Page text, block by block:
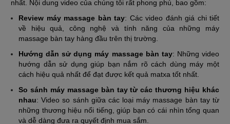
nhất. Nội dung video của chúng tôi rất phong phú, bao gồm:
Review máy massage bàn tay: Các video đánh giá chi tiết
về hiệu quả, công nghệ và tính năng của những máy
massage bàn tay hàng đầu trên thị trường.
Hướng dẫn sử dụng máy massage bàn tay: Những video
hướng dẫn sử dụng giúp bạn nắm rõ cách dùng máy một
cách hiệu quả nhất để đạt được kết quả matxa tốt nhất.
So sánh máy massage bàn tay từ các thương hiệu khác
nhau: Video so sánh giữa các loại máy massage bàn tay từ
những thương hiệu nổi tiếng, giúp bạn có cái nhìn tổng quan
và dễ dàng đưa ra quyết định mua sắm.